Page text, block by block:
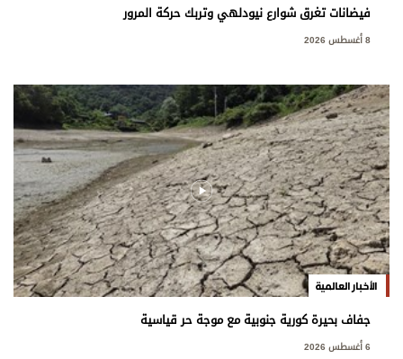
فيضانات تغرق شوارع نيودلهي وتربك حركة المرور
8 أغسطس 2026
الأخبار العالمية
جفاف بحيرة كورية جنوبية مع موجة حر قياسية
6 أغسطس 2026